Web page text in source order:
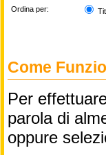
Ordina per:
Come
Per
parola di
oppure